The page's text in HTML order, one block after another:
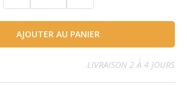
AJOUTER AU PANIER
LIVRAISON 2 À 4 JOURS